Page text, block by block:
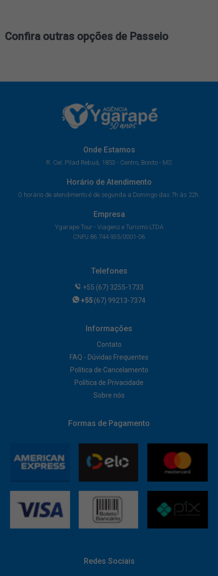
Confira outras opções de Passeio
Onde Estamos
R. Cel. Pilad Rebuá, 1853 - Centro, Bonito - MS
Horário de Atendimento
O horário de atendimento é de segunda a Domingo das 7h às 22h.
Empresa
Ygarape Tour - Viagens e Turismo LTDA
CNPJ 86.744.935/0001-06
Telefones
+55 (67) 3255-1733
+55 (67) 99213-7374
Informações
Contato
FAQ - Dúvidas Frequentes
Política de Cancelamento
Política de Privacidade
Sobre nós
Formas de Pagamento
Redes Sociais